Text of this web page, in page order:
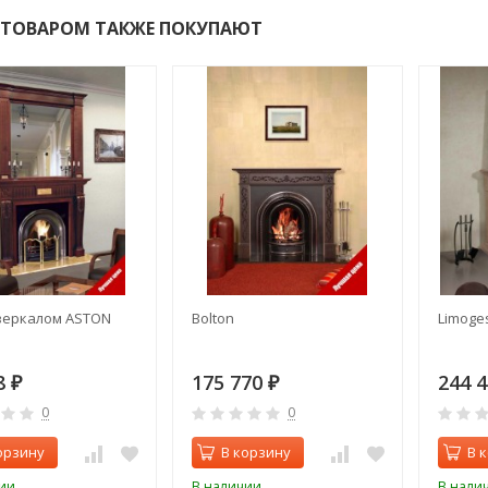
ТАКЖЕ ПОКУПАЮТ
ASTON
₽
0
Bolton
175 770 ₽
0
В корзину
244
В